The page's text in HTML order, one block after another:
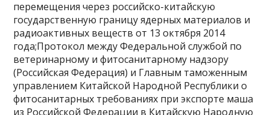
перемещения через российско-китайскую
государственную границу ядерных материалов и
радиоактивных веществ от 13 октября 2014
года;Протокол между Федеральной службой по
ветеринарному и фитосанитарному надзору
(Российская Федерация) и Главным таможенным
управлением Китайской Народной Республики о
фитосанитарных требованиях при экспорте маша
из Российской Федерации в Китайскую Народную